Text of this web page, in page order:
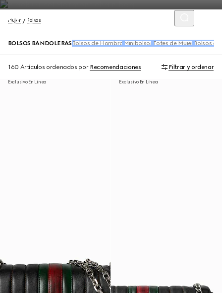
Mujer Bolsas
BOLSOS BANDOLERAS Bolsos de Hombro Minibolsos Totes de Mujer Bolsos
160 Artículos ordenados por Recomendaciones Filtrar y ordenar
Exclusivo En Línea Exclusivo En Línea